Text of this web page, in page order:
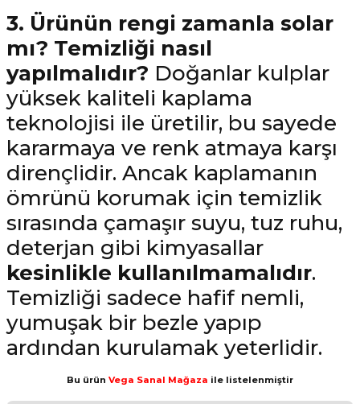
3. Ürünün rengi zamanla solar
mı? Temizliği nasıl
yapılmalıdır? Doğanlar kulplar
yüksek kaliteli kaplama
teknolojisi ile üretilir, bu sayede
kararmaya ve renk atmaya karşı
dirençlidir. Ancak kaplamanın
ömrünü korumak için temizlik
sırasında çamaşır suyu, tuz ruhu,
deterjan gibi kimyasallar
kesinlikle kullanılmamalıdır.
Temizliği sadece hafif nemli,
yumuşak bir bezle yapıp
ardından kurulamak yeterlidir.
Bu ürün Vega Sanal Mağaza ile listelenmiştir